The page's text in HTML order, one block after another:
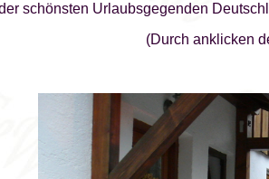
schönsten Urlaubsgegenden
(Durch anklicken